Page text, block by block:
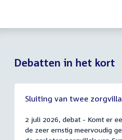
Debatten in het kort
Sluiting van twee
2 juli 2026, debat - Komt er
de zeer ernstig meervoudig